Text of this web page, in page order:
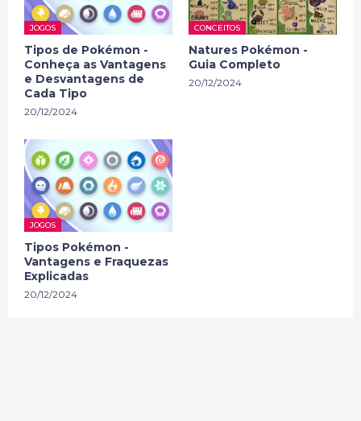
JOGOS
Tipos de Pokémon -
Conheça as Vantagens
e Desvantagens de
Cada Tipo
20/12/2024
CONCEITOS
Natures Pokémon -
Guia Completo
20/12/2024
JOGOS
Tipos Pokémon -
Vantagens e Fraquezas
Explicadas
20/12/2024